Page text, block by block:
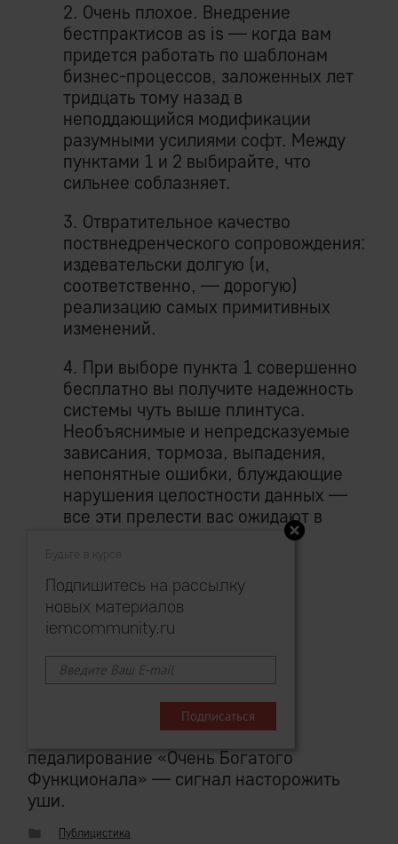
Будьте в курсе
Подпишитесь на рассылку
новых материалов
iemcommunity.ru
2. Очень плохое. Внедрение
бестпрактисов as is — когда вам
придется работать по шаблонам
бизнес-процессов, заложенных лет
тридцать тому назад в
неподдающийся модификации
разумными усилиями софт. Между
пунктами 1 и 2 выбирайте, что
сильнее соблазняет.
3. Отвратительное качество
поствнедренческого сопровождения:
издевательски долгую (и,
соответственно, — дорогую)
реализацию самых примитивных
изменений.
4. При выборе пункта 1 совершенно
бесплатно вы получите надежность
системы чуть выше плинтуса.
Необъяснимые и непредсказуемые
зависания, тормоза, выпадения,
непонятные ошибки, блуждающие
нарушения целостности данных —
все эти прелести вас ожидают в
нарастающем со временем
количестве.
Соблазняет перспективка?
Нет?
Ну тогда «кто предупрежден, тот
Теперь вы знаете, что пресейл-
педалирование «Очень Богатого
Функционала» — сигнал насторожить
уши.
Публицистика